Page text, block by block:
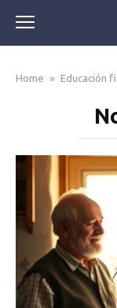
content
Home » Educación